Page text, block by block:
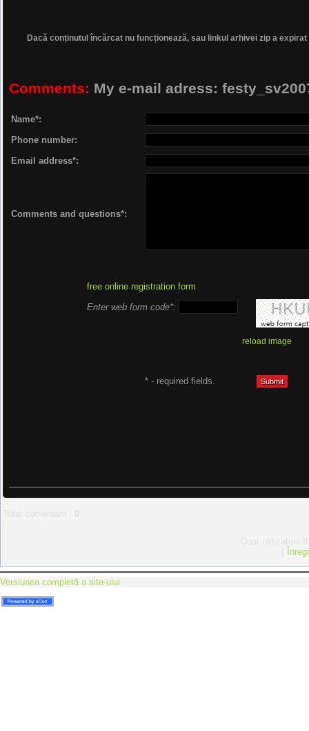
Dacă conținutul încărcat nu funcționează, sau linkul arhivei zip a
Comments: My e-mail adress:
Name*:
Phone number:
Email address*:
Comments and questions*:
free online registration form
Enter web form code*:
reload image
* - required fields.
Versiunea completă a site-ului